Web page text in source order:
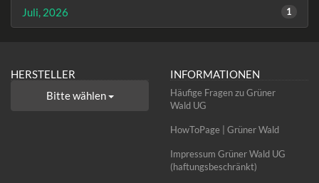
Juli, 2026 1
HERSTELLER
Bitte wählen
INFORMATIONEN
Häufige Fragen zu Grüner
Wald UG
HowToPage | Grüner Wald
Impressum Grüner Wald UG
(haftungsbeschränkt)